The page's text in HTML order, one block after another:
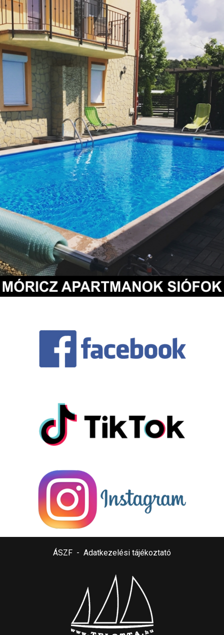
ÁSZF - Adatkezelési tájékoztató